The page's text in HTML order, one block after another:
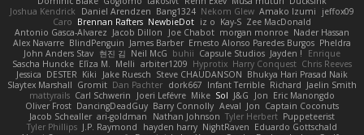
Joshua Kendrick
Daniel Arendzen Bang1324 Nekom Glew Amako Izumi
jeffox09
Caro Brennan Rafters NewbieDot iz o Kay-S Zee MacDonald
Antonio Gasca-Alvarez Jacob Dillon Joe Chabot morgan monroe Nader Hassan
Alex Navarre BlindPenguin James Barber Ernesto Alonso Paredes Burgos Pheldra
John Anders Stav 현진 김 Neil McG buhii Capsule Studios Jayden !
Enrique
Sascha Huncke Elīza M. Melli arbiter1209 Hyprotix Harry Conquest Chris Reeves
Jessica DESTER Kiki Jake Ruesch Steve CHAUDANSON Bhukya Hari Prasad Naik
Slaytex Marshall Gromit Dan Pachter dork667 Infant Terrible Richard Jaelin Smith
mattyrails Carl Schwerin Joeri Lefévre Mike Sol J&G Jon Eric Manongdo
Oliver Frost DancingDeadGuy Barry Connolly Aeval Jon Captain Coconuts
Jacob Schealler ari-goldman Nathan Johnson Tyler Herbert Puppeteerist
Tyler Phillips J.P. Raymond hayden harry NightRaven Eduardo Gottschald